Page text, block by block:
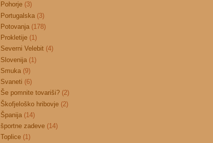
Pohorje (3)
Portugalska (3)
Potovanja (178)
Prokletije (1)
Severni Velebit (4)
Slovenija (1)
Smuka (9)
Svaneti (6)
Še pomnite tovariši? (2)
Škofjeloško hribovje (2)
Španija (14)
športne zadeve (14)
Toplice (1)